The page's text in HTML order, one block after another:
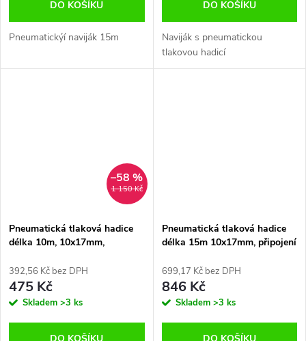
DO KOŠÍKU
Pneumatickýí naviják 15m
DO KOŠÍKU
Naviják s pneumatickou
tlakovou hadicí
1 150 Kč
–58 %
Pneumatická tlaková hadice
délka 10m, 10x17mm,
392,56 Kč bez DPH
475 Kč
Skladem >3 ks
DO KOŠÍKU
Pneumatická tlaková hadice
délka 15m 10x17mm, připojení
699,17 Kč bez DPH
846 Kč
Skladem >3 ks
DO KOŠÍKU